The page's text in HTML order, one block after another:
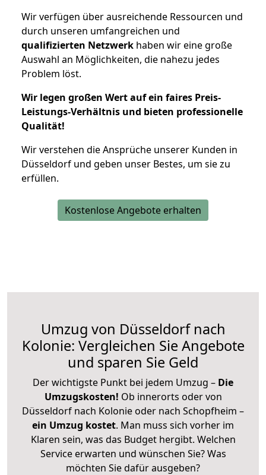
Wir verfügen über ausreichende Ressourcen und
durch unseren umfangreichen und
qualifizierten Netzwerk haben wir eine große
Auswahl an Möglichkeiten, die nahezu jedes
Problem löst.
Wir legen großen Wert auf ein faires Preis-
Leistungs-Verhältnis und bieten professionelle
Qualität!
Wir verstehen die Ansprüche unserer Kunden in
Düsseldorf und geben unser Bestes, um sie zu
erfüllen.
Kostenlose Angebote erhalten
Umzug von Düsseldorf nach
Kolonie: Vergleichen Sie Angebote
und sparen Sie Geld
Der wichtigste Punkt bei jedem Umzug – Die
Umzugskosten! Ob innerorts oder von
Düsseldorf nach Kolonie oder nach Schopfheim –
ein Umzug kostet. Man muss sich vorher im
Klaren sein, was das Budget hergibt. Welchen
Service erwarten und wünschen Sie? Was
möchten Sie dafür ausgeben?